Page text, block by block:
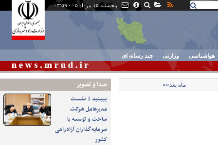
پنجشنبه ۱۵ مرداد ۰۵ - ۰۳:۵۹
هواشناسی وزارتی چند رسانه ای
صدا و تصوير
ببینید | نشست
مدیرعامل شرکت
ساخت و توسعه با
سرمایه‌گذاران آزادراهی
کشور
ماه بعد»»